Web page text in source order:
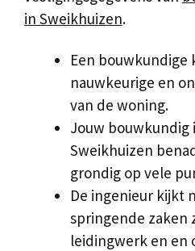
in Sweikhuizen.
Een bouwkundige
nauwkeurige en
van de woning.
Jouw bouwkundig
Sweikhuizen
grondig op vele
De ingenieur kijkt
springende zaken
leidingwerk en en